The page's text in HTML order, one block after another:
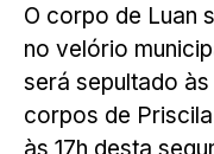
O corpo de Luan
no velório
será sepultado
corpos de